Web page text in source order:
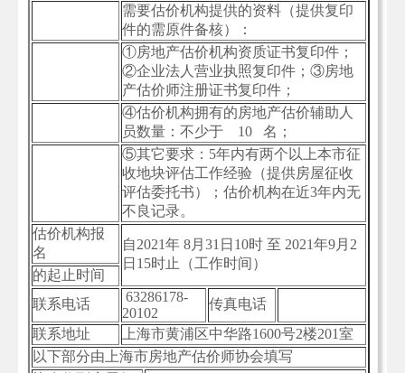
需要估价机构提供的资料（提供复印
件的需原件备核）：
①房地产估价机构资质证书复印件；
②企业法人营业执照复印件；③房地
产估价师注册证书复印件；
④估价机构拥有的房地产估价辅助人
员数量：不少于 10 名；
⑤其它要求：5年内有两个以上本市征
收地块评估工作经验（提供房屋征收
评估委托书）；估价机构在近3年内无
不良记录。
估价机构报
名
自2021年 8月31日10时 至 2021年9月2
日15时止（工作时间）
的起止时间
联系电话
63286178-
20102
传真电话
联系地址
上海市黄浦区中华路1600号2楼201室
以下部分由上海市房地产估价师协会填写